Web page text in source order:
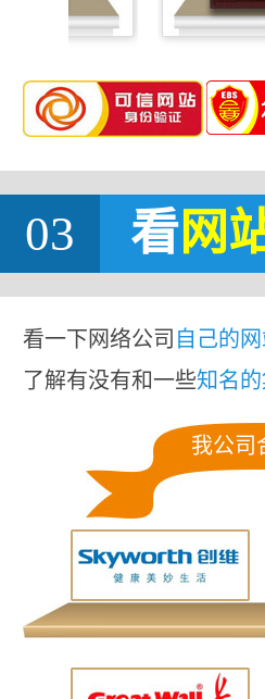
03 看网
看一下网络公司 自己的
了解有没有和一些知名
我公司